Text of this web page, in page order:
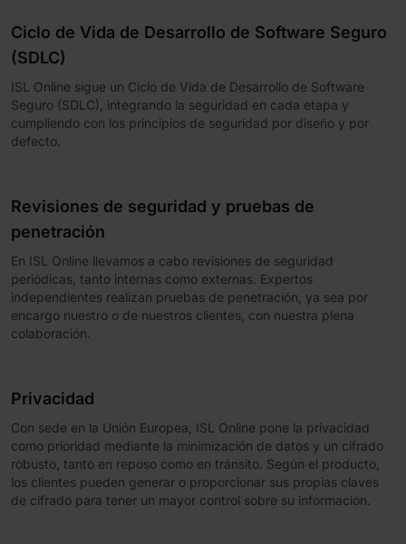
Ciclo de Vida de Desarrollo de Software Seguro
(SDLC)
ISL Online sigue un Ciclo de Vida de Desarrollo de Software
Seguro (SDLC), integrando la seguridad en cada etapa y
cumpliendo con los principios de seguridad por diseño y por
defecto.
Revisiones de seguridad y pruebas de
penetración
En ISL Online llevamos a cabo revisiones de seguridad
periódicas, tanto internas como externas. Expertos
independientes realizan pruebas de penetración, ya sea por
encargo nuestro o de nuestros clientes, con nuestra plena
colaboración.
Privacidad
Con sede en la Unión Europea, ISL Online pone la privacidad
como prioridad mediante la minimización de datos y un cifrado
robusto, tanto en reposo como en tránsito. Según el producto,
los clientes pueden generar o proporcionar sus propias claves
de cifrado para tener un mayor control sobre su información.